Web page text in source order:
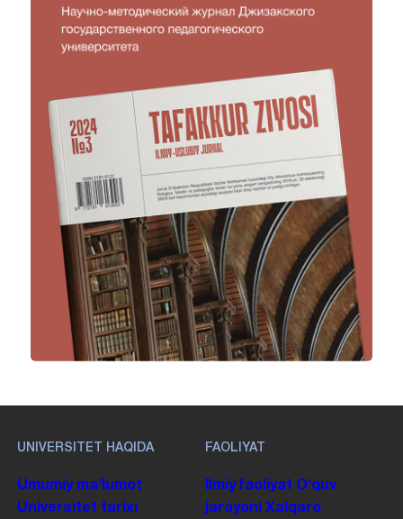
UNIVERSITET HAQIDA
Umumiy maʼlumot
Universitet tarixi
FAOLIYAT
Ilmiy faoliyat Oʻquv
jarayoni
Xalqaro